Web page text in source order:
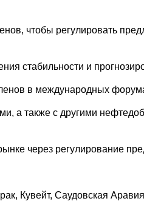
чтобы регулировать
стабильности и
в международных
а также с другими
через регулирование
Кувейт, Саудовская